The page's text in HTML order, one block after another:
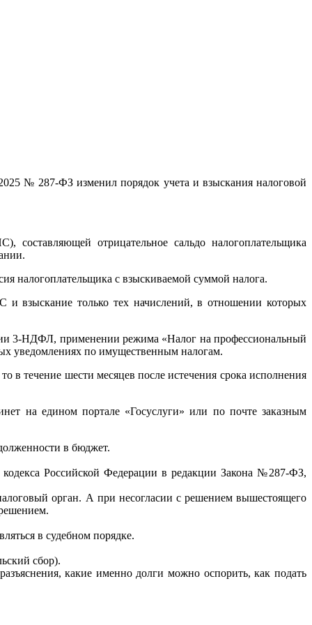
№ 287-ФЗ изменил порядок учета и взыскания налоговой
отрицательное сальдо налогоплательщика
налогоплательщика с взыскиваемой суммой налога.
взыскание только тех начислений, в отношении которых
3-НДФЛ, применении режима «Налог на профессиональный
уведомлениях по имущественным налогам.
в течение шести месяцев после истечения срока исполнения
на едином портале «Госуслуги» или по почте заказным
в бюджет.
Российской Федерации в редакции Закона №287-ФЗ,
орган. А при несогласии с решением вышестоящего
в судебном порядке.
сбор).
какие именно долги можно оспорить, как подать